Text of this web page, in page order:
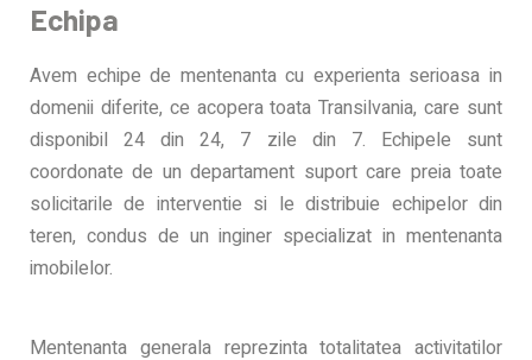
Echipa
Avem echipe de mentenanta cu experienta serioasa in
domenii diferite, ce acopera toata Transilvania, care sunt
disponibil 24 din 24, 7 zile din 7. Echipele sunt
coordonate de un departament suport care preia toate
solicitarile de interventie si le distribuie echipelor din
teren, condus de un inginer specializat in mentenanta
imobilelor.
Mentenanta generala reprezinta totalitatea activitatilor